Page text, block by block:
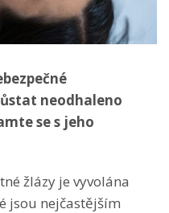
neodhaleno
se s jeho
žlázy je vyvolána
jsou nejčastějším